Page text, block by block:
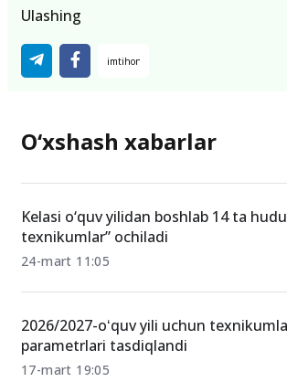
Ulashing
O‘xshash xabarlar
Kelasi o‘quv yilidan boshlab 14 ta
texnikumlar” ochiladi
24-mart 11:05
2026/2027-oʻquv yili uchun
parametrlari tasdiqlandi
17-mart 19:05